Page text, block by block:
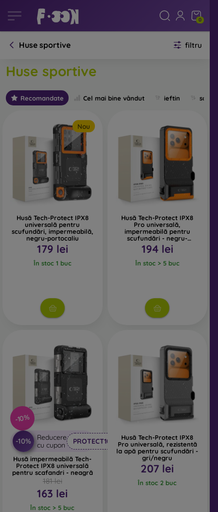
0
Huse sportive filtru
Huse sportive
Recomandate Cel mai bine vândut ieftin
Nou
Husă Tech-Protect IPX8
universală pentru
scufundări, impermeabilă,
negru-portocaliu
179 lei
În stoc 1 buc
Husă Tech-Protect IPX8
Pro universală,
impermeabilă pentru
scufundări - negru-
portocaliu
194 lei
În stoc > 5 buc
-10%
-10%
Reducere
cu cupon
PROTECT10
Husă impermeabilă Tech-
Protect IPX8 universală
pentru scafandri - neagră
181 lei
163 lei
În stoc > 5 buc
Husă Tech-Protect IPX8
Pro universală, rezistentă
la apă pentru scufundări -
gri/negru
207 lei
În stoc 2 buc